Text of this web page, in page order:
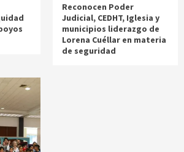
Reconocen Poder
Judicial, CEDHT, Iglesia y
municipios liderazgo de
Lorena Cuéllar en materia
de seguridad